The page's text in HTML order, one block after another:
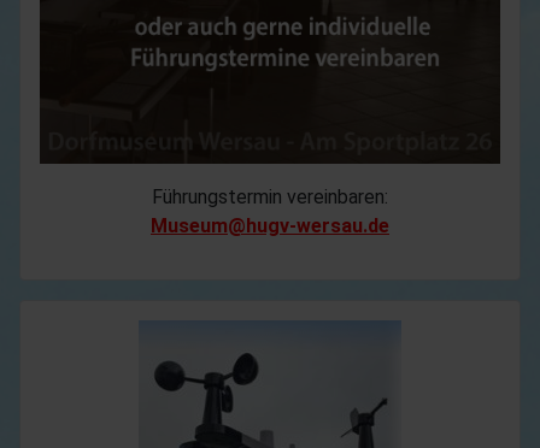
Führungstermin vereinbaren:
Museum@hugv-wersau.de